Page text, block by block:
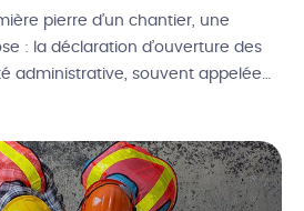
pierre d’un chantier, une
: la déclaration d’ouverture des
administrative, souvent appelée
dont la fameuse assurance
la DROC, identification de la […]